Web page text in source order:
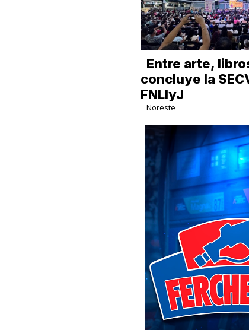
Entre arte,
concluye la
FNLIyJ
Noreste